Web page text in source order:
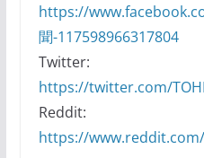
https://
聞-117598966317804
Twitter:
https://twitter.com/
Reddit:
https://